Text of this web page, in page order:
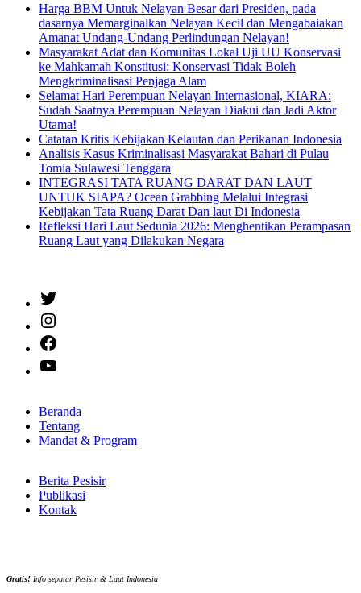
Harga BBM Untuk Nelayan Besar dari Presiden, pada
dasarnya Memarginalkan Nelayan Kecil dan Mengabaiakan
Amanat Undang-Undang Perlindungan Nelayan!
Masyarakat Adat dan Komunitas Lokal Uji UU Konservasi
ke Mahkamah Konstitusi: Konservasi Tidak Boleh
Mengkriminalisasi Penjaga Alam
Selamat Hari Perempuan Nelayan Internasional, KIARA:
Sudah Saatnya Perempuan Nelayan Diakui dan Jadi Aktor
Utama!
Catatan Kritis Kebijakan Kelautan dan Perikanan Indonesia
Analisis Kasus Kriminalisasi Masyarakat Bahari di Pulau
Tomia Sulawesi Tenggara
INTEGRASI TATA RUANG DARAT DAN LAUT
UNTUK SIAPA? Ocean Grabbing Melalui Integrasi
Kebijakan Tata Ruang Darat Dan laut Di Indonesia
Refleksi Hari Laut Sedunia 2026: Menghentikan Perampasan
Ruang Laut yang Dilakukan Negara
Beranda
Tentang
Mandat & Program
Berita Pesisir
Publikasi
Kontak
Gratis! Info seputar Pesisir & Laut Indonesia